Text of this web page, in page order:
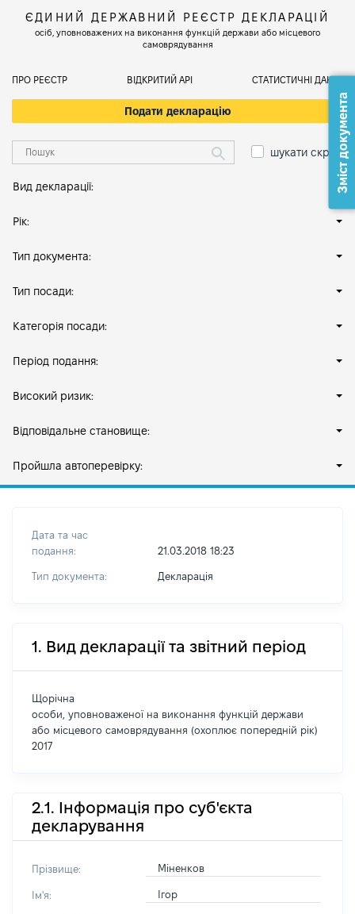
ЄДИНИЙ ДЕРЖАВНИЙ РЕЄСТР ДЕКЛАРАЦІЙ
осіб, уповноважених на виконання функцій держави або місцевого
самоврядування
ПРО РЕЄСТР ВІДКРИТИЙ АРІ СТАТИСТИЧНІ ДАНІ
Подати декларацію
шукати скрізь
Вид декларації:
Рік:
Тип документа:
Тип посади:
Категорія посади:
Період подання:
Високий ризик:
Відповідальне становище:
Пройшла автоперевірку:
Дата та час
подання:
21.03.2018 18:23
Тип документа: Декларація
1. Вид декларації та звітний період
Щорічна
особи, уповноваженої на виконання функцій держави
або місцевого самоврядування (охоплює попередній рік)
2017
2.1. Інформація про суб'єкта
декларування
Прізвище: Міненков
Ім'я: Ігор
Зміст документа